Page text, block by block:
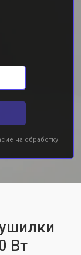
на обработку
Вт